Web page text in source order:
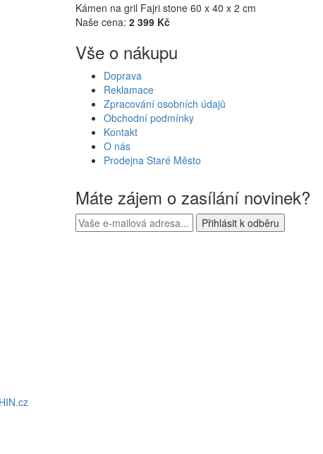
Kámen na gril Fajri stone 60 x 40 x 2 cm
Naše cena: 2 399 Kč
Vše o nákupu
Doprava
Reklamace
Zpracování osobních údajů
Obchodní podmínky
Kontakt
O nás
Prodejna Staré Město
Máte zájem o zasílání novinek?